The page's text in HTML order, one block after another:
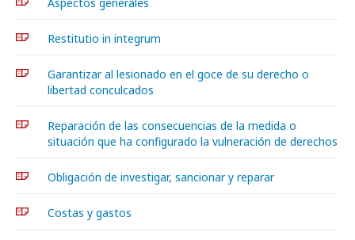
Aspectos generales
Restitutio in integrum
Garantizar al lesionado en el goce de su derecho o
libertad conculcados
Reparación de las consecuencias de la medida o
situación que ha configurado la vulneración de derechos
Obligación de investigar, sancionar y reparar
Costas y gastos